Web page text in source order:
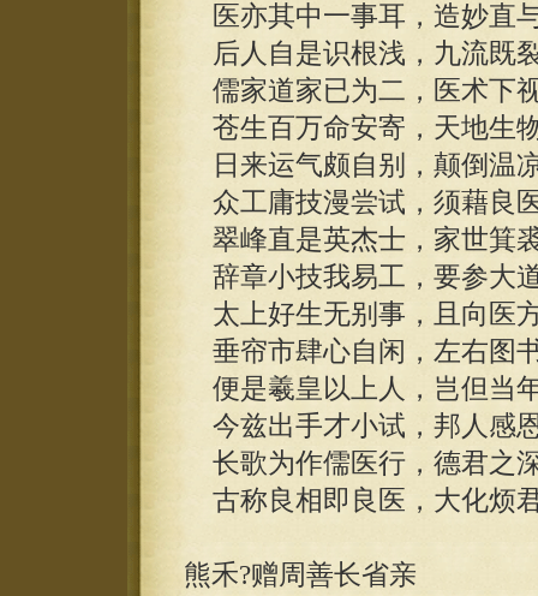
医亦其中一事耳，造妙直
后人自是识根浅，九流既
儒家道家已为二，医术下
苍生百万命安寄，天地生
日来运气颇自别，颠倒温
众工庸技漫尝试，须藉良
翠峰直是英杰士，家世箕
辞章小技我易工，要参大
太上好生无别事，且向医
垂帘市肆心自闲，左右图
便是羲皇以上人，岂但当
今兹出手才小试，邦人感
长歌为作儒医行，德君之
古称良相即良医，大化烦
熊禾?赠周善长省亲